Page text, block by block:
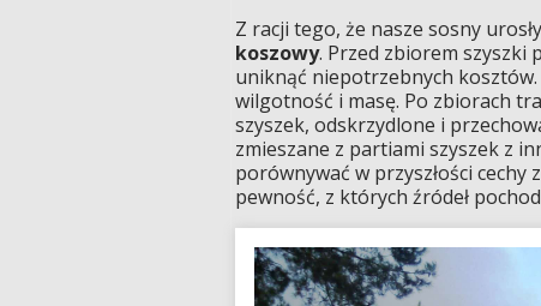
Z racji tego, że nasze sosny
koszowy. Przed zbiorem szyszki
uniknąć niepotrzebnych kosztów.
wilgotność i masę. Po zbiorach
szyszek, odskrzydlone i
zmieszane z partiami szyszek z
porównywać w przyszłości
pewność, z których źródeł